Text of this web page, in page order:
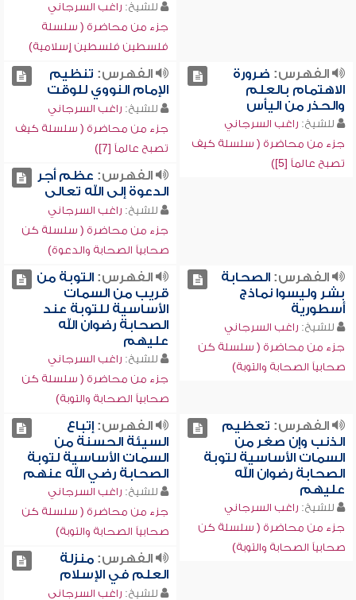
للشيخ: راغب السرجاني
جزء من محاضرة ( سلسلة
فلسطين فلسطين إسلامية)
الفهرس: ضرورة
الاهتمام بالعلم
والحذر من اليأس
للشيخ: راغب السرجاني
جزء من محاضرة ( سلسلة كيف
تصبح عالماً [5])
الفهرس: تنظيم
الإمام النووي للوقت
للشيخ: راغب السرجاني
جزء من محاضرة ( سلسلة كيف
تصبح عالماً [7])
الفهرس: عظم أجر
الدعوة إلى الله تعالى
للشيخ: راغب السرجاني
جزء من محاضرة ( سلسلة كن
صحابياً الصحابة والدعوة)
الفهرس:الصحابة
بشر وليسوا نماذج
أسطورية
للشيخ: راغب السرجاني
جزء من محاضرة ( سلسلة كن
صحابياً الصحابة والتوبة)
الفهرس:التوبة من
قريب من السمات
الأساسية للتوبة عند
الصحابة رضوان الله
عليهم
للشيخ: راغب السرجاني
جزء من محاضرة ( سلسلة كن
صحابياً الصحابة والتوبة)
الفهرس: تعظيم
الذنب وإن صغر من
السمات الأساسية لتوبة
الصحابة رضوان الله
عليهم
للشيخ: راغب السرجاني
جزء من محاضرة ( سلسلة كن
صحابياً الصحابة والتوبة)
الفهرس:إتباع
السيئة الحسنة من
السمات الأساسية لتوبة
الصحابة رضي الله عنهم
للشيخ: راغب السرجاني
جزء من محاضرة ( سلسلة كن
صحابياً الصحابة والتوبة)
الفهرس:منزلة
العلم في الإسلام
للشيخ: راغب السرجاني